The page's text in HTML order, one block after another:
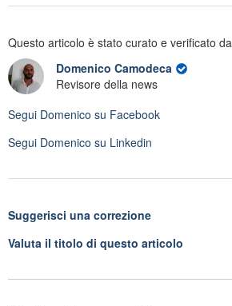
Questo articolo è stato curato e verificato da
Domenico Camodeca
Revisore della news
Segui Domenico su Facebook
Segui Domenico su Linkedin
Suggerisci una correzione
Valuta il titolo di questo articolo